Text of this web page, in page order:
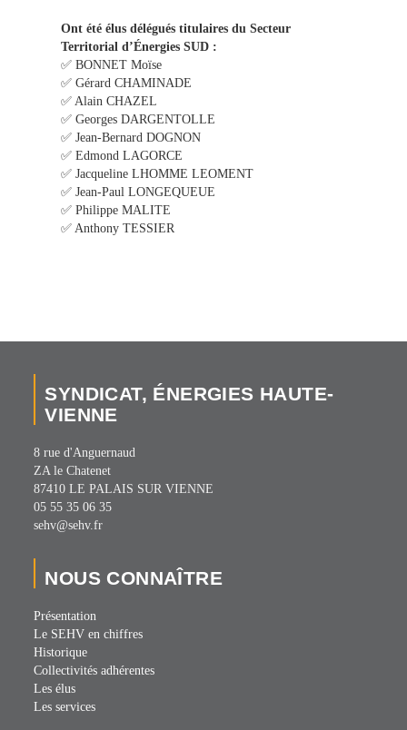
Ont été élus délégués titulaires du Secteur
Territorial d’Énergies SUD :
✅ BONNET Moïse
✅ Gérard CHAMINADE
✅ Alain CHAZEL
✅ Georges DARGENTOLLE
✅ Jean-Bernard DOGNON
✅ Edmond LAGORCE
✅ Jacqueline LHOMME LEOMENT
✅ Jean-Paul LONGEQUEUE
✅ Philippe MALITE
✅ Anthony TESSIER
SYNDICAT, ÉNERGIES HAUTE-
VIENNE
8 rue d'Anguernaud
ZA le Chatenet
87410 LE PALAIS SUR VIENNE
05 55 35 06 35
sehv@sehv.fr
NOUS CONNAÎTRE
Présentation
Le SEHV en chiffres
Historique
Collectivités adhérentes
Les élus
Les services